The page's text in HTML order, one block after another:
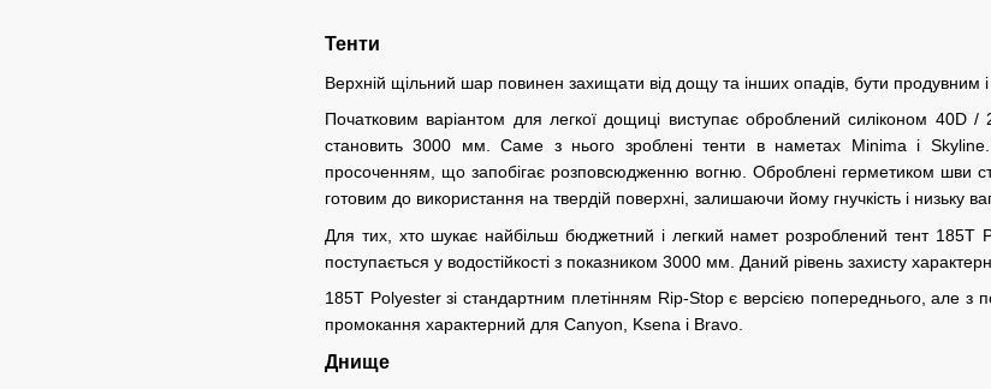
Тенти
Верхній щільний шар повинен захищати від дощу та інших опадів, бути продувним і
Початковим варіантом для легкої дощиці виступає оброблений силіконом 40D
становить 3000 мм. Саме з нього зроблені тенти в наметах Minima і Skyline.
просоченням, що запобігає розповсюдженню вогню. Оброблені герметиком шви
готовим до використання на твердій поверхні, залишаючи йому гнучкість і низьку
Для тих, хто шукає найбільш бюджетний і легкий намет розроблений тент 185T
поступається у водостійкості з показником 3000 мм. Даний рівень захисту
185T Polyester зі стандартним плетінням Rip-Stop є версією попереднього, але з
промокання характерний для Canyon, Ksena і Bravo.
Днище